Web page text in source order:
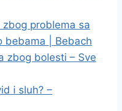
problema sa
bebama | Bebach
zbog bolesti – Sve
i sluh? –